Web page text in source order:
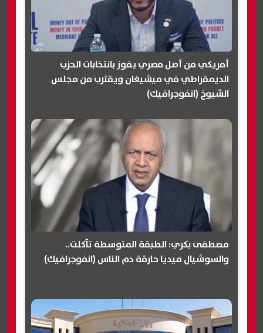
أمريكي من أصل مصري يفوز بانتخابات الحزب
الديمقراطي في ميشيغان ويقترب من مجلس
الشيوخ (انفوجرافيك)
مصطفى بكري: الطبقة المتوسطة تآكلت..
والسوشيال ميديا حارقة دم الناس (انفوجرافيك)